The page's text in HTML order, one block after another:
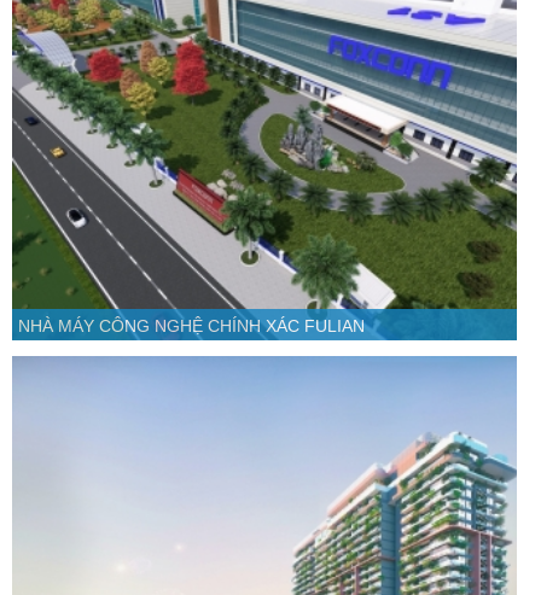
NHÀ MÁY CÔNG NGHỆ CHÍNH XÁC FULIAN